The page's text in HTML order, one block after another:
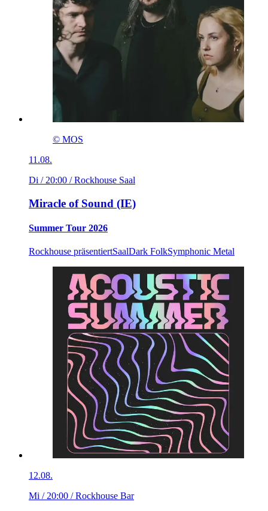
© MOS
11.08.
Di / 20:00 / Rockhouse Saal
Miracle of Sound (IE)
Summer Tour 2026
Rockhouse präsentiertSaalDark FolkSymphonic Metal
12.08.
Mi / 20:00 / Rockhouse Bar